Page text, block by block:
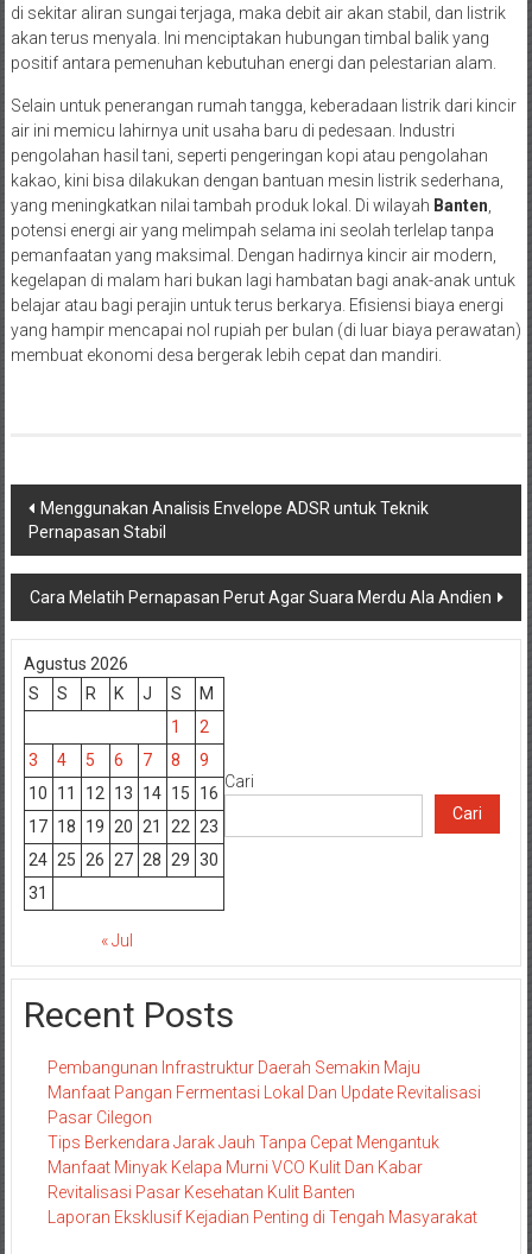
di sekitar aliran sungai terjaga, maka debit air akan stabil, dan listrik
akan terus menyala. Ini menciptakan hubungan timbal balik yang
positif antara pemenuhan kebutuhan energi dan pelestarian alam.
Selain untuk penerangan rumah tangga, keberadaan listrik dari kincir
air ini memicu lahirnya unit usaha baru di pedesaan. Industri
pengolahan hasil tani, seperti pengeringan kopi atau pengolahan
kakao, kini bisa dilakukan dengan bantuan mesin listrik sederhana,
yang meningkatkan nilai tambah produk lokal. Di wilayah Banten
potensi energi air yang melimpah selama ini seolah terlelap tanpa
pemanfaatan yang maksimal. Dengan hadirnya kincir air modern,
kegelapan di malam hari bukan lagi hambatan bagi anak-anak untuk
belajar atau bagi perajin untuk terus berkarya. Efisiensi biaya energi
yang hampir mencapai nol rupiah per bulan (di luar biaya perawatan)
membuat ekonomi desa bergerak lebih cepat dan mandiri.
Navigasi
pos
Menggunakan Analisis Envelope ADSR untuk Teknik
Pernapasan Stabil
Cara Melatih Pernapasan Perut Agar Suara Merdu Ala Andien
Agustus 2026
S
S R K J S
M
1
2
3
4 5 6 7 8
9
10
11 12 13 14 15
16
17 18 19 20 21 22
23
24 25 26 27 28 29 30
31
« Jul
Cari
Cari
Recent Posts
Pembangunan Infrastruktur Daerah Semakin Maju
Manfaat Pangan Fermentasi Lokal Dan Update Revitalisasi
Pasar Cilegon
Tips Berkendara Jarak Jauh Tanpa Cepat Mengantuk
Manfaat Minyak Kelapa Murni VCO Kulit Dan Kabar
Revitalisasi Pasar Kesehatan Kulit Banten
Laporan Eksklusif Kejadian Penting di Tengah Masyarakat